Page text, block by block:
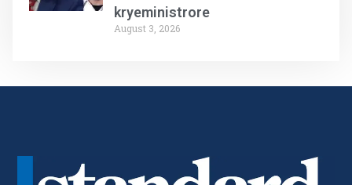
kryeministrore
August 3, 2026